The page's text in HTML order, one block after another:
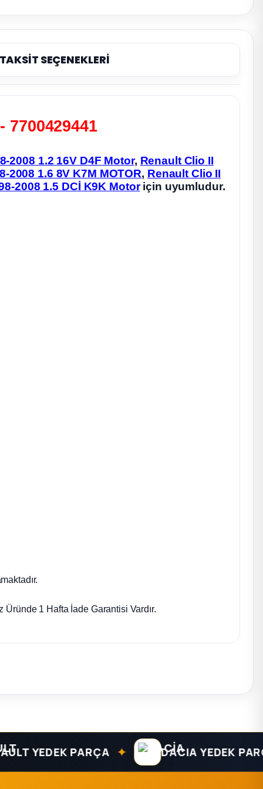
SEÇENEKLERİ
7700429441
2008 1.2 16V D4F Motor, Renault Clio II
2008 1.6 8V K7M MOTOR, Renault Clio II
2008 1.5 DCİ K9K Motoriçin uyumludur.
Üründe 1 Hafta İade Garantisi Vardır.
PARÇA ✦ DACIA YEDEK PARÇA